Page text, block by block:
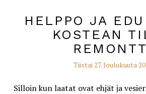
HELPPO JA
KOSTEAN
Tiistai 27. Joulukuuta
Silloin kun laatat ovat ehjät ja